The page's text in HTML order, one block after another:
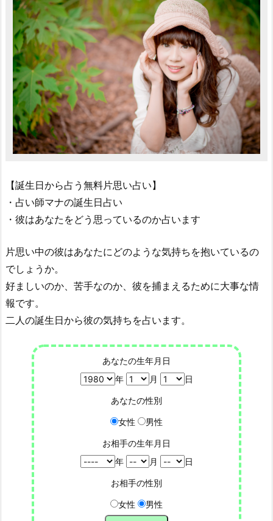
【誕生日から占う無料片思い占い】
・占い師マナの誕生日占い
・彼はあなたをどう思っているのか占います
片思い中の彼はあなたにどのような気持ちを抱いているの
でしょうか。
好ましいのか、苦手なのか、彼を捕まえるために大事な情
報です。
二人の誕生日から彼の気持ちを占います。
あなたの生年月日
年
月 日
あなたの性別
女性 男性
お相手の生年月日
年
月 日
お相手の性別
女性 男性